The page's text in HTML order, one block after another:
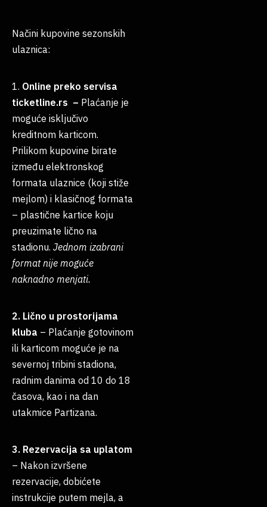
Načini kupovine sezonskih
ulaznica:
1. Online preko servisa
ticketline.rs – Plaćanje je
moguće isključivo
kreditnom karticom.
Prilikom kupovine birate
između elektronskog
formata ulaznice (koji stiže
mejlom) i klasičnog formata
– plastične kartice koju
preuzimate lično na
stadionu. Jednom izabrani
format nije moguće
naknadno menjati.
2. Lično u prostorijama
kluba – Plaćanje gotovinom
ili karticom moguće je na
severnoj tribini stadiona,
radnim danima od 10 do 18
časova, kao i na dan
utakmice Partizana.
3. Rezervacija sa uplatom
– Nakon izvršene
rezervacije, dobićete
instrukcije putem mejla, a